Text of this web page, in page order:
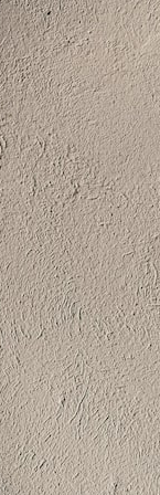
La plateforme
vos meilleurs
d’abonnés :
studios.
Français
Copyright ©